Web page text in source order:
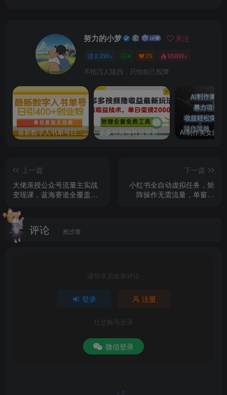
│16.场景多视图设计规范与提示词模板_实操部分.mp4
│17.道具设计核心原则与分级体系_理论.mp4
│18.道具设计核心原则与分级体系_实操部分.mp4
│19.商业级资产包交付规范与验收标准_理论.mp4
│21.AI漫剧资产全流程常见问题与修复方案_实操部分.mp4
│22.文生图+图生视频全流程SOP与工具选型_理论.mp4
│23.工具选择_实操部分.mp4
│25.漫剧文生图核心规范与提示词撰写逻辑_理论.mp4
│26.文生图核心规则_实操部分.mp4
│27.文生图质量验收标准与人物一致性把控技巧_实操部
│29.图生视频合格标准与核心维度控制技巧_实操.mp4
努力的小梦 关注
2.3W+ 4 29 958W+
不怕万人阻挡，只怕自己投降
最新数字人书单号日400+创业粉，单日变现五位数，市面卖5980附软件和详… 多多视频撸收益最新玩法，高收益技术，单日变现2000+，附赠全套技术资料
上一篇
大佬亲授公众号流量主实战
变现课，蓝海赛道全覆盖，
入5k+矩阵放大全流程教学
下一篇
小红书全自动虚拟任务，矩
阵操作无需流量，单窗口
评论 抢沙发
请登录后发表评论
登录 注册
社交账号登录
微信登录